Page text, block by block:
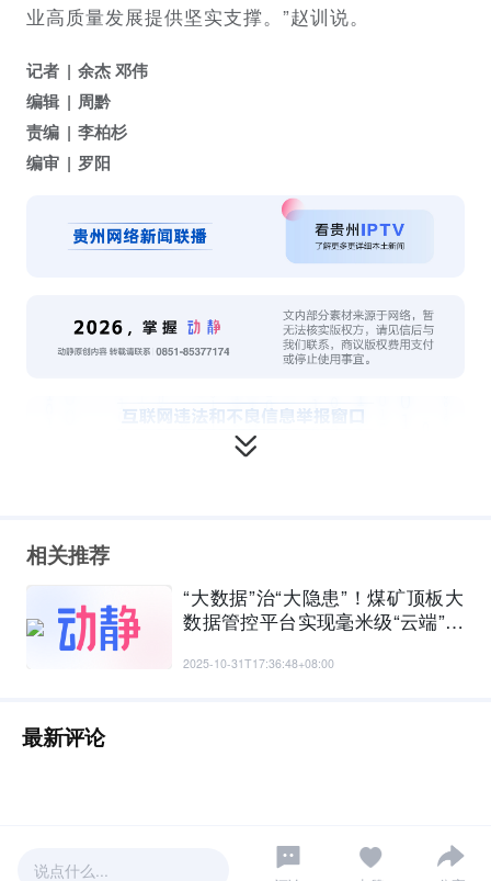
业高质量发展提供坚实支撑。”赵训说。
记者
余杰 邓伟
编辑
周黔
责编
李柏杉
编审
罗阳
说点什么...
相关推荐
“大数据”治“大隐患”！煤矿顶板大
数据管控平台实现毫米级“云端”监
2025-10-31T17:36:48+08:00
最新评论